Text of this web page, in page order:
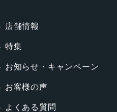
店舗情報
特集
お知らせ・キャンペーン
お客様の声
よくある質問